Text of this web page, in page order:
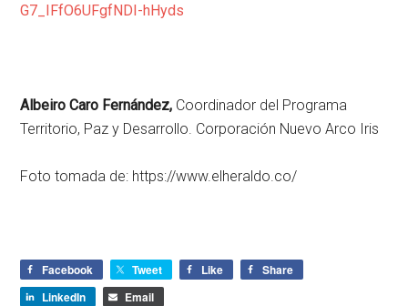
G7_IFfO6UFgfNDI-hHyds
Albeiro Caro Fernández, Coordinador del Programa
Territorio, Paz y Desarrollo. Corporación Nuevo Arco Iris
Foto tomada de: https://www.elheraldo.co/
Facebook Tweet Like
Share
LinkedIn
Email